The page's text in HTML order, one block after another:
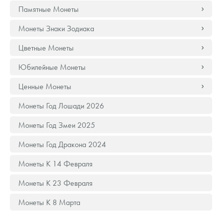
Русская нумизматика
Золотая карманная галерея
Наборы подарочных и коллекционных монет
Монеты и жетоны из недрагоценных металлов
Книги по нумизматике
Памятные Монеты
Монеты Знаки Зодиака
Цветные Монеты
Юбилейные Монеты
Ценные Монеты
Монеты Год Лошади 2026
Монеты Год Змеи 2025
Монеты Год Дракона 2024
Монеты К 14 Февраля
Монеты К 23 Февраля
Монеты К 8 Марта